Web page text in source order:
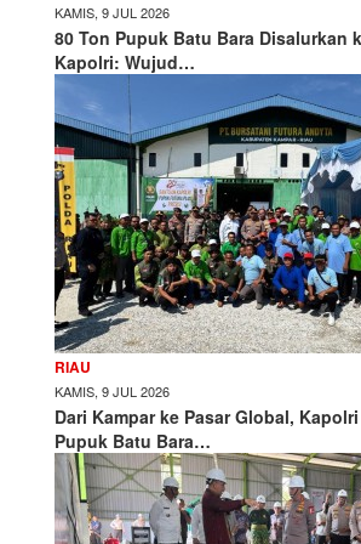
KAMIS, 9 JUL 2026
80 Ton Pupuk Batu Bara Disalurkan
Kapolri: Wujud…
RIAU
KAMIS, 9 JUL 2026
Dari Kampar ke Pasar Global,
Pupuk Batu Bara…